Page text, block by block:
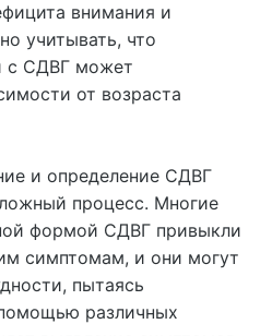
внимания и
учитывать, что
с СДВГ может
от возраста
и определение СДВГ
процесс. Многие
формой СДВГ привыкли
симптомам, и они могут
пытаясь
различных